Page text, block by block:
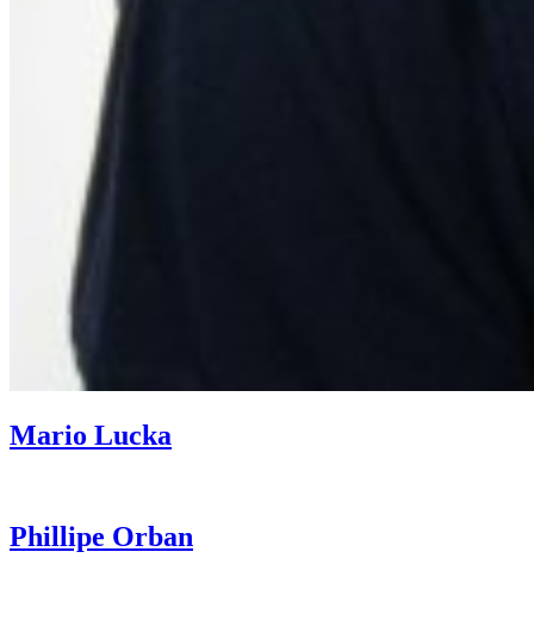
Mario Lucka
Phillipe Orban